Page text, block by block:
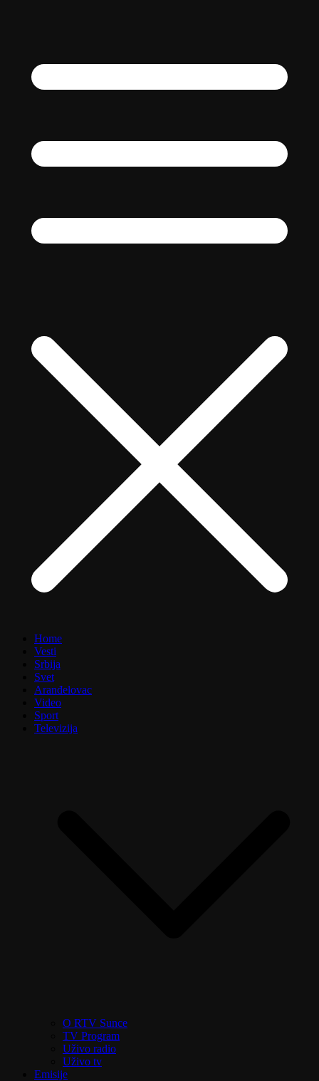
Home
Vesti
Srbija
Svet
Aranđelovac
Video
Sport
Televizija
O RTV Sunce
TV Program
Uživo radio
Uživo tv
Emisije